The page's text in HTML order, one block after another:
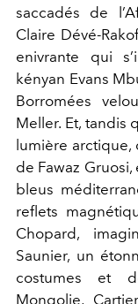
saccadés de
Claire Dévé-
enivrante qui
kényan Evans
Borromées
Meller. Et, tandis
lumière arctique,
de Fawaz
bleus
reflets
Chopard,
Saunier, un
costumes et
Mongolie,